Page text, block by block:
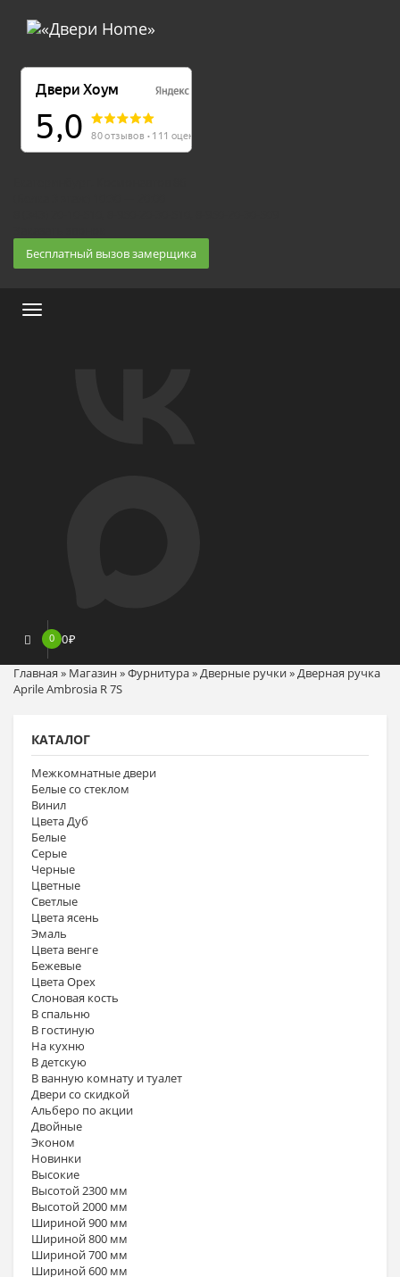
Бесплатный вызов замерщика
Меню
0 0₽
Главная » Магазин»Фурнитура»Дверные ручки»Дверная ручка
Aprile Ambrosia R 7S
КАТАЛОГ
Межкомнатные двери
Белые со стеклом
Винил
Цвета Дуб
Белые
Серые
Черные
Цветные
Светлые
Цвета ясень
Эмаль
Цвета венге
Бежевые
Цвета Орех
Слоновая кость
В спальню
В гостиную
На кухню
В детскую
В ванную комнату и туалет
Двери со скидкой
Альберо по акции
Двойные
Эконом
Новинки
Высокие
Высотой 2300 мм
Высотой 2000 мм
Шириной 900 мм
Шириной 800 мм
Шириной 700 мм
Шириной 600 мм